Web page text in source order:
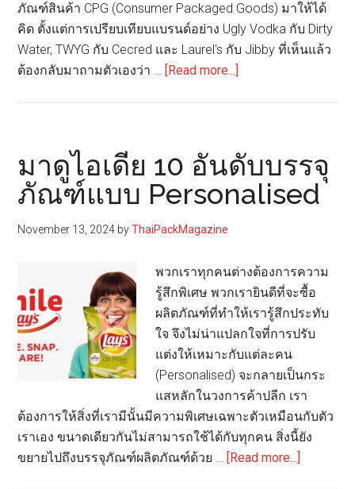
ควร
พลาด
ในปี
2025
ภัณฑ์สินค้า CPG (Consumer Packaged Goods) มาให้ได้
คิด ตั้งแต่การเปรียบเทียบแบรนด์อย่าง Ugly Vodka กับ Dirty
Water, TWYG กับ Cecred และ Laurel's กับ Jibby ที่เห็นแล้ว
ต้องกลับมาถามตัวเองว่า …
[Read more...]
หรือ
แค่
ก็อป?
ออกแบบ
บรรจุ
ภัณฑ์
ที่
เหมือน
เกิน
ไป
มาดูไอเดีย 10 อันดับบรรจุ
ภัณฑ์แบบ Personalised
November 13, 2024 byThaiPackMagazine
พวกเราทุกคนต่างต้องการความ
รู้สึกพิเศษ พวกเรายินดีที่จะซื้อ
ผลิตภัณฑ์ที่ทำให้เรารู้สึกประทับ
ใจ จึงไม่น่าแปลกใจที่การปรับ
แต่งให้เหมาะกับแต่ละคน
(Personalised) จะกลายเป็นกระ
แสหลักในวงการค้าปลีก เรา
ต้องการให้สิ่งที่เรามีนั้นมีความพิเศษเฉพาะตัวเหมือนกับตัว
เราเอง ขนาดเดียวกันไม่สามารถใช้ได้กับทุกคน สิ่งนี้ยัง
ขยายไปถึงบรรจุภัณฑ์ผลิตภัณฑ์ด้วย …
[Read more...]